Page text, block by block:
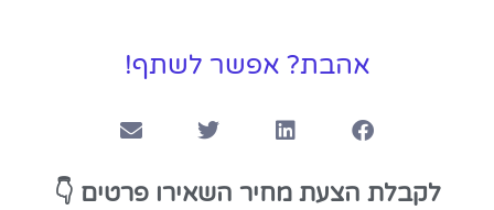
אהבת? אפשר לשתף!
לקבלת הצעת מחיר השאירו פרטים 👇